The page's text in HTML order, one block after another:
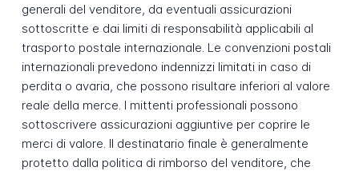
generali del venditore, da eventuali assicurazioni
sottoscritte e dai limiti di responsabilità applicabili al
trasporto postale internazionale. Le convenzioni postali
internazionali prevedono indennizzi limitati in caso di
perdita o avaria, che possono risultare inferiori al valore
reale della merce. I mittenti professionali possono
sottoscrivere assicurazioni aggiuntive per coprire le
merci di valore. Il destinatario finale è generalmente
protetto dalla politica di rimborso del venditore, che